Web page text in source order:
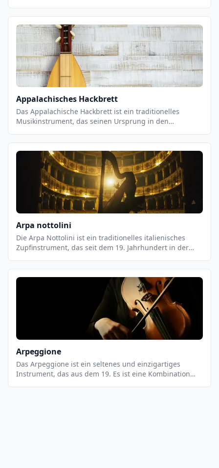
mit Saiten bespannt ist. Es wird normalerweise an
einem Baum oder einem anderen Gebäude befestigt, so
dass die Saiten dem Wind ausgesetzt sind. Wenn der
Wind durch die Saiten weht, erzeugt er einen
einzigartigen Klang, der als äolisch bezeichnet wird.
Appalachisches Hackbrett
Das Appalachische Hackbrett ist ein traditionelles
Musikinstrument, das seinen Ursprung in den
einem Holzbrett mit einer Reihe von Saiten besteht, die
über eine Reihe von Stiften an der Unterseite des Bretts
befestigt sind. Es wird mit einem Bogen gespielt, der
über die Saiten gestrichen wird, um einen einzigartigen
Klang zu erzeugen. Das Hackbrett ist ein wichtiger
Bestandteil der traditionellen Appalachenmusik und
wird häufig in Bluegrass- und Country-Musik verwendet.
Arpa nottolini
Die Arpa Nottolini ist ein traditionelles italienisches
Zupfinstrument, das seit dem 19. Jahrhundert in der
Es ist eine Variante der Harfe, die aus einem
Holzrahmen, einer Saitenleiste und einer Reihe von
gezupft, um einen einzigartigen, melodischen Klang zu
Arpeggione
Das Arpeggione ist ein seltenes und einzigartiges
Instrument, das aus dem 19. Es ist eine Kombination